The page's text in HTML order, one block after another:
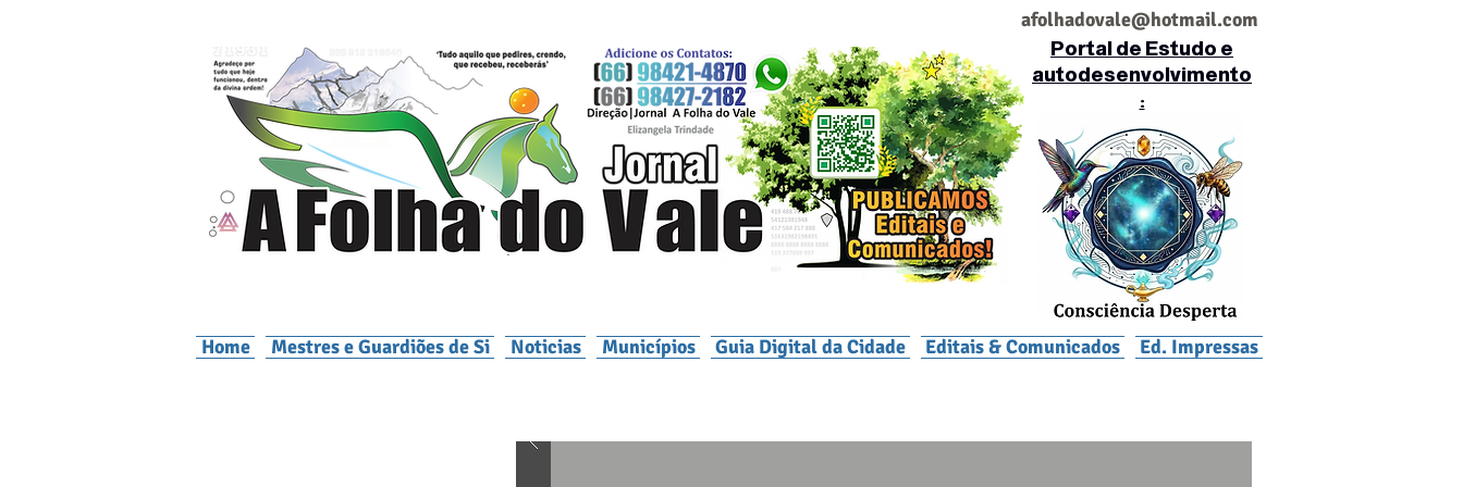
afolhadovale@hotmail.com
Portal de Estudo e
autodesenvolvimento
:
Home Mestres e Guardiões de Si Noticias Municípios Guia Digital da Cidade Editais & Comunicados Ed. Impressas